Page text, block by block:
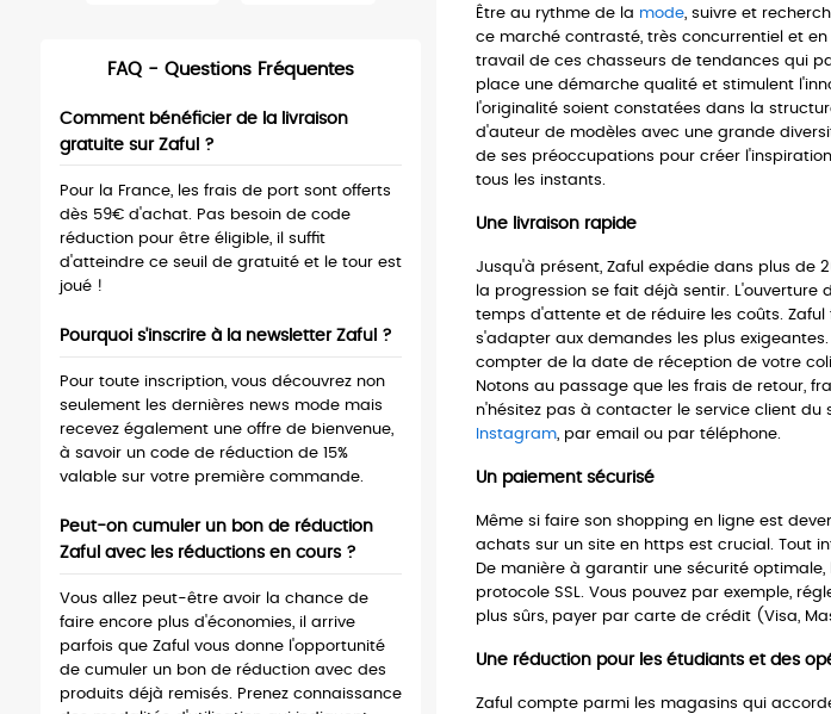
FAQ - Questions Fréquentes
Comment bénéficier de la livraison
gratuite sur Zaful ?
Pour la France, les frais de port sont offerts
dès 59€ d'achat. Pas besoin de code
réduction pour être éligible, il suffit
d'atteindre ce seuil de gratuité et le tour est
joué !
Pourquoi s'inscrire à la newsletter Zaful ?
Pour toute inscription, vous découvrez non
seulement les dernières news mode mais
recevez également une offre de bienvenue,
à savoir un code de réduction de 15%
valable sur votre première commande.
Peut-on cumuler un bon de réduction
Zaful avec les réductions en cours ?
Vous allez peut-être avoir la chance de
faire encore plus d'économies, il arrive
parfois que Zaful vous donne l'opportunité
de cumuler un bon de réduction avec des
produits déjà remisés. Prenez connaissance
Être au rythme de la mode, suivre et
ce marché contrasté, très concurrentiel et
travail de ces chasseurs de tendances qui
place une démarche qualité et stimulent
l'originalité soient constatées dans la
d'auteur de modèles avec une grande
de ses préoccupations pour créer
tous les instants.
Une livraison rapide
Jusqu'à présent, Zaful expédie dans plus de
la progression se fait déjà sentir.
temps d'attente et de réduire les coûts.
s'adapter aux demandes les plus
compter de la date de réception de votre
Notons au passage que les frais de retour,
n'hésitez pas à contacter le service client
Instagram, par email ou par téléphone.
Un paiement sécurisé
Même si faire son shopping en ligne est
achats sur un site en https est crucial. Tout
De manière à garantir une sécurité
protocole SSL. Vous pouvez par exemple,
plus sûrs, payer par carte de crédit (Visa,
Une réduction pour les étudiants et des
Zaful compte parmi les magasins qui